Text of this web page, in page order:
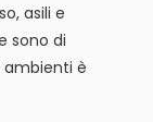
asili e
sono di
ambienti è